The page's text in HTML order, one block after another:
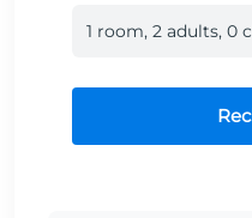
1 room, 2 adults, 0